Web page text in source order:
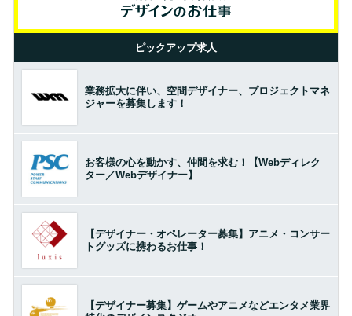
ピックアップ求人
業務拡大に伴い、空間デザイナー、プロジェクトマネ
ジャーを募集します！
お客様の心を動かす、仲間を求む！【Webディレク
ター／Webデザイナー】
【デザイナー・オペレーター募集】アニメ・コンサー
トグッズに携わるお仕事！
【デザイナー募集】ゲームやアニメなどエンタメ業界